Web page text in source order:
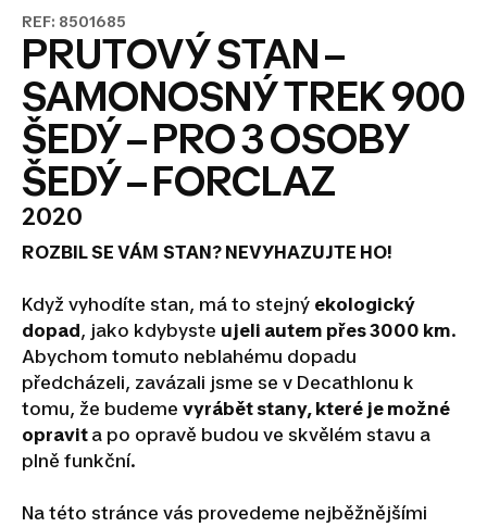
REF: 8501685
PRUTOVÝ STAN –
SAMONOSNÝ TREK 900
ŠEDÝ – PRO 3 OSOBY
ŠEDÝ – FORCLAZ
2020
ROZBIL SE VÁM STAN? NEVYHAZUJTE HO!
Když vyhodíte stan, má to stejný ekologický
dopad, jako kdybyste ujeli autem přes 3000 km.
Abychom tomuto neblahému dopadu
předcházeli, zavázali jsme se v Decathlonu k
tomu, že budeme vyrábět stany, které je možné
opravit a po opravě budou ve skvělém stavu a
plně funkční.
Na této stránce vás provedeme nejběžnějšími